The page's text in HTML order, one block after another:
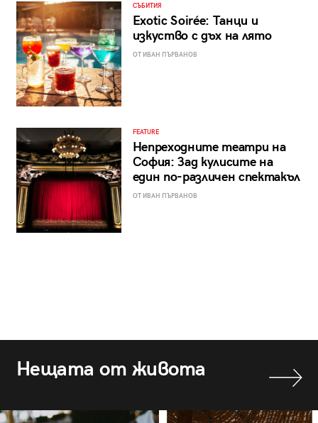
СЪБИТИЯ
Exotic Soirée: Танци и
изкуство с дъх на лято
ОТ ИВАН ПЪРВАНОВ
FEATURE
Непреходните театри на
София: Зад кулисите на
един по-различен спектакъл
ОТ ИВАН ПЪРВАНОВ
Нещата от живота